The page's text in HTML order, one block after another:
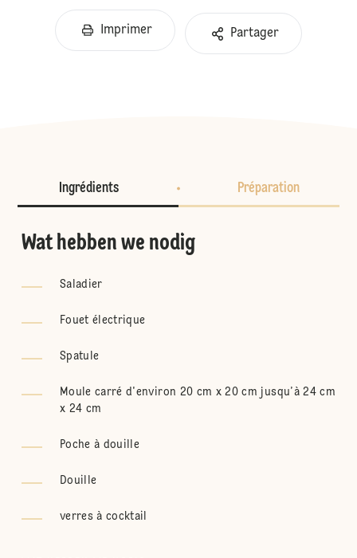
Imprimer Partager
Ingrédients Préparation
Wat hebben we nodig
Saladier
Fouet électrique
Spatule
Moule carré d'environ 20 cm x 20 cm jusqu’à 24 cm
x 24 cm
Poche à douille
Douille
verres à cocktail